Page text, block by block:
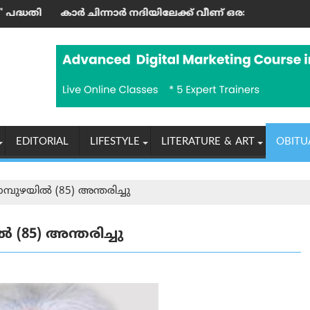
ചെയ്തു
നദിയിലേക്ക് വീണ് ഒരാള്‍ മരിച്ചു; മൂന്നു പേര്‍ക്ക്‘എന്തുകൊണ്ടാണ്
EDITORIAL LIFESTYLE LITERATURE & ART
(85) അന്തരിച്ചു
(85) അന്തരിച്ചു